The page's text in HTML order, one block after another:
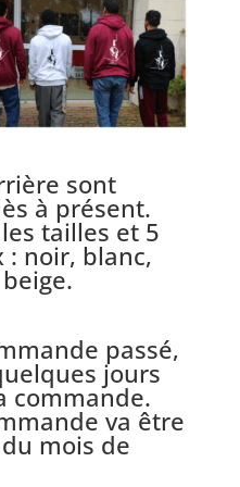
sont
à présent.
tailles et 5
: noir, blanc,
passé,
jours
commande.
va être
mois de